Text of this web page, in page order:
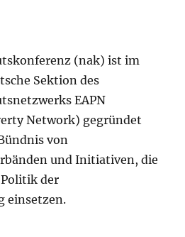
(nak) ist im
Sektion des
EAPN
Network) gegründet
von
und Initiativen, die
der
einsetzen.